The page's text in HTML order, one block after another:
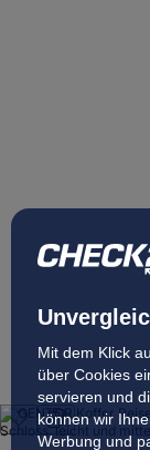
Mit dem Klick
über Cookies
servieren und
können wir
Werbung und